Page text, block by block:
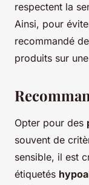
respectent la
Ainsi, pour
recommandé
produits sur
Opter pour des
souvent de
sensible, il est
étiquetés